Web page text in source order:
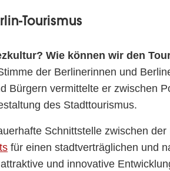
Tourismus
Wie können wir den
der Berlinerinnen und
Bürgern vermittelte er zwischen
des Stadttourismus.
Schnittstelle zwischen
für einen stadtverträglichen und
und innovative